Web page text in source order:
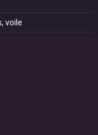
voile